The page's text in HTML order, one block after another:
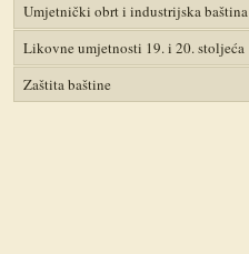
Umjetnički obrt i industrijska baština
Likovne umjetnosti 19. i 20. stoljeća
Zaštita baštine